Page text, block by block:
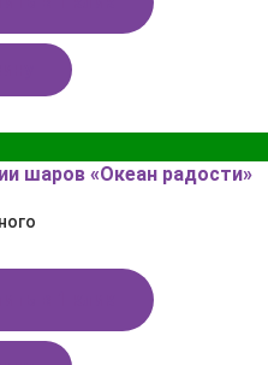
шаров «Океан радости»